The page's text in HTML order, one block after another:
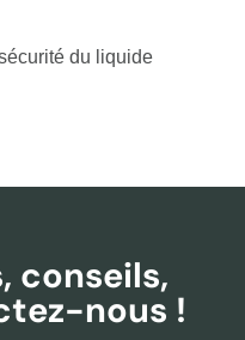
du liquide
conseils,
nous !